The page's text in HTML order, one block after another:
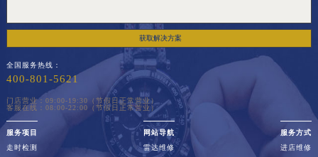
获取解决方案
全国服务热线：
400-801-5621
门店营业：09:00-19:30（节假日正常营业）
客服在线：08:00-22:00（节假日正常营业）
服务项目
走时检测
网站导航
雷达维修
服务方式
进店维修